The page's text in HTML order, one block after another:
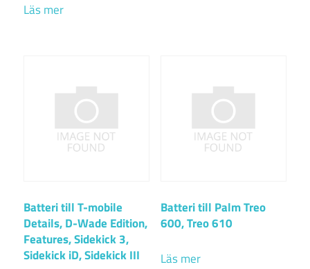
Läs mer
Batteri till T-mobile
Details, D-Wade Edition,
Features, Sidekick 3,
Sidekick iD, Sidekick III
Batteri till Palm Treo
600, Treo 610
Läs mer